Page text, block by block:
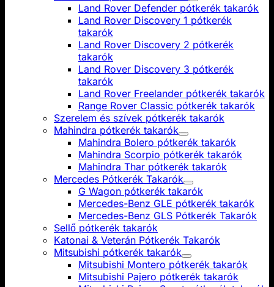
Land Rover Defender pótkerék takarók
Land Rover Discovery 1 pótkerék
takarók
Land Rover Discovery 2 pótkerék
takarók
Land Rover Discovery 3 pótkerék
takarók
Land Rover Freelander pótkerék takarók
Range Rover Classic pótkerék takarók
Szerelem és szívek pótkerék takarók
Mahindra pótkerék takarók
Mahindra Bolero pótkerék takarók
Mahindra Scorpio pótkerék takarók
Mahindra Thar pótkerék takarók
Mercedes Pótkerék Takarók
G Wagon pótkerék takarók
Mercedes-Benz GLE pótkerék takarók
Mercedes-Benz GLS Pótkerék Takarók
Sellő pótkerék takarók
Katonai & Veterán Pótkerék Takarók
Mitsubishi pótkerék takarók
Mitsubishi Montero pótkerék takarók
Mitsubishi Pajero pótkerék takarók